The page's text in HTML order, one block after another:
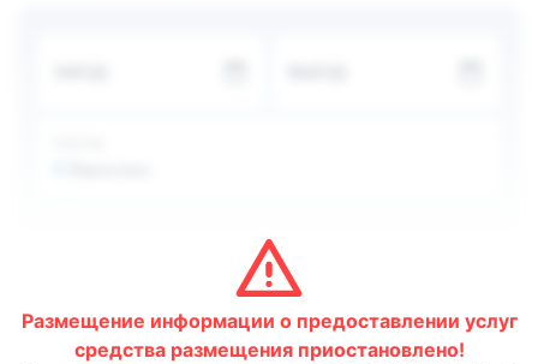
Проехав несколько минут можно встретить несколько
достопримечательностей и просто красивых мест.
Например: Храм Казанской иконы Божией Матери,
Драматический театр, Успенский кафедральный собор,
Городское училище им. Пушкина.
Размещение информации о предоставлении услуг
средства размещения приостановлено!